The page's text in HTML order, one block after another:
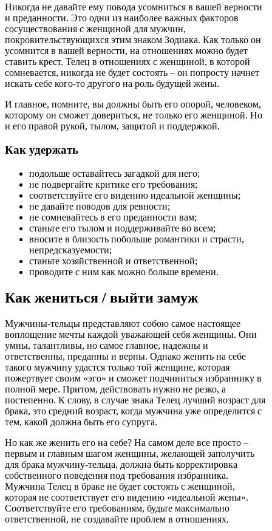
Никогда не давайте ему повода усомниться в вашей верности
и преданности. Это одни из наиболее важных факторов
сосуществования с женщиной для мужчин,
покровительствующихся этим знаком Зодиака. Как только он
усомнится в вашей верности, на отношениях можно будет
ставить крест. Телец в отношениях с женщиной, в которой
сомневается, никогда не будет состоять – он попросту начнет
искать себе кого-то другого на роль будущей жены.
И главное, помните, вы должны быть его опорой, человеком,
которому он сможет довериться, не только его женщиной. Но
и его правой рукой, тылом, защитой и поддержкой.
Как удержать
подольше оставайтесь загадкой для него;
не подвергайте критике его требования;
соответствуйте его видению идеальной женщины;
не давайте поводов для ревности;
не сомневайтесь в его преданности вам;
станьте его тылом и поддерживайте во всем;
вносите в близость побольше романтики и страсти,
непредсказуемости;
станьте хозяйственной и ответственной;
проводите с ним как можно больше времени.
Как жениться / выйти замуж
Мужчины-тельцы представляют собою самое настоящее
воплощение мечты каждой уважающей себя женщины. Они
умны, талантливы, но самое главное, надежны и
ответственны, преданны и верны. Однако женить на себе
такого мужчину удастся только той женщине, которая
пожертвует своим «эго» и сможет подчиниться избраннику в
полной мере. Притом, действовать нужно не резко, а
постепенно. К слову, в случае знака Телец лучший возраст для
брака, это средний возраст, когда мужчина уже определится с
тем, какой должна быть его супруга.
Но как же женить его на себе? На самом деле все просто –
первым и главным шагом женщины, желающей заполучить
для брака мужчину-тельца, должна быть корректировка
собственного поведения под требования избранника.
Мужчина Телец в браке не будет состоять с женщиной,
которая не соответствует его видению «идеальной жены».
Соответствуйте его требованиям, будьте максимально
ответственной, не создавайте проблем в отношениях.